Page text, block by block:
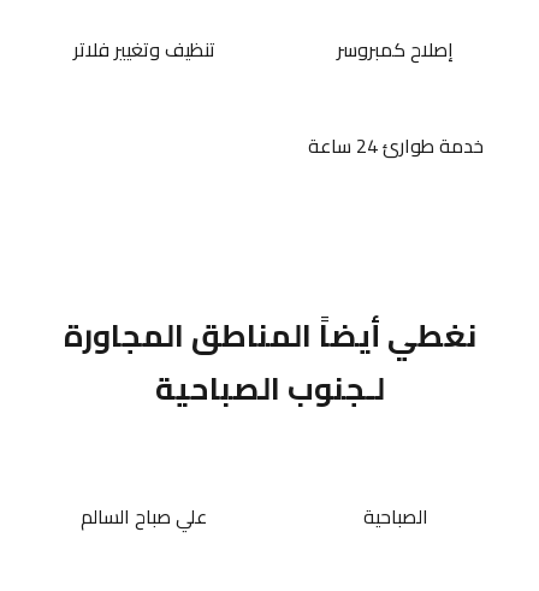
إصلاح كمبروسر تنظيف وتغيير فلاتر
خدمة طوارئ 24 ساعة
نغطي أيضاً المناطق المجاورة
لـجنوب الصباحية
الصباحية علي صباح السالم